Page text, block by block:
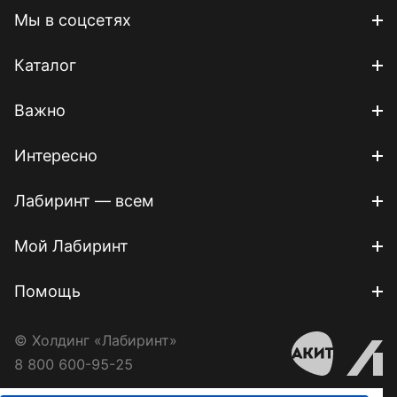
Мы в соцсетях
Каталог
Важно
Интересно
Лабиринт — всем
Мой Лабиринт
Помощь
© Холдинг «Лабиринт»
8 800 600-95-25